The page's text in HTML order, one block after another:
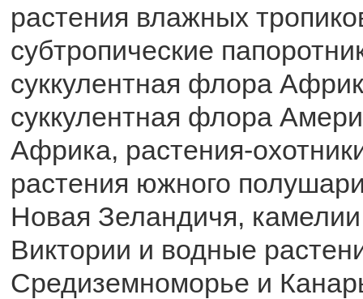
растения влажных
субтропические
суккулентная флора
суккулентная флора
Африка, растения-
растения южного
Новая Зеландичя,
Виктории и водные
Средиземноморье и